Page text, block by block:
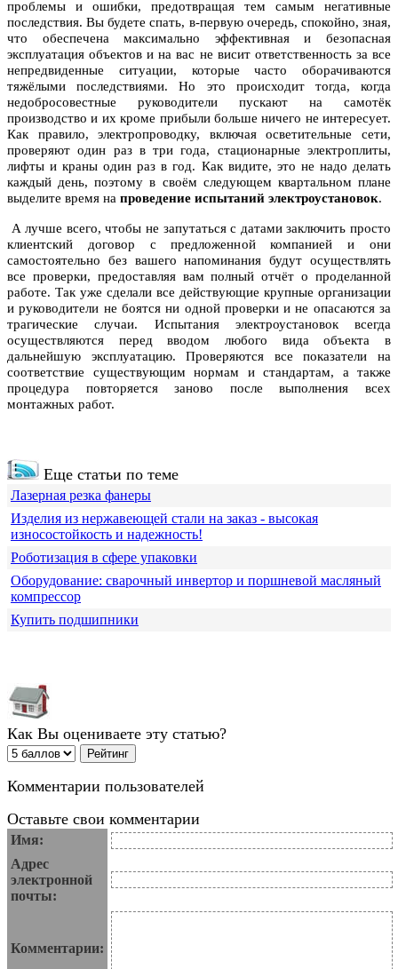
проблемы и ошибки, предотвращая тем самым негативные
последствия. Вы будете спать, в-первую очередь, спокойно, зная,
что обеспечена максимально эффективная и безопасная
эксплуатация объектов и на вас не висит ответственность за все
непредвиденные ситуации, которые часто оборачиваются
тяжёлыми последствиями. Но это происходит тогда, когда
недобросовестные руководители пускают на самотёк
производство и их кроме прибыли больше ничего не интересует.
Как правило, электропроводку, включая осветительные сети,
проверяют один раз в три года, стационарные электроплиты,
лифты и краны один раз в год. Как видите, это не надо делать
каждый день, поэтому в своём следующем квартальном плане
выделите время на проведение испытаний электроустановок.
А лучше всего, чтобы не запутаться с датами заключить просто
клиентский договор с предложенной компанией и они
самостоятельно без вашего напоминания будут осуществлять
все проверки, предоставляя вам полный отчёт о проделанной
работе. Так уже сделали все действующие крупные организации
и руководители не боятся ни одной проверки и не опасаются за
трагические случаи. Испытания электроустановок всегда
осуществляются перед вводом любого вида объекта в
дальнейшую эксплуатацию. Проверяются все показатели на
соответствие существующим нормам и стандартам, а также
процедура повторяется заново после выполнения всех
монтажных работ.
Еще статьи по теме
Лазерная резка фанеры
Изделия из нержавеющей стали на заказ - высокая
износостойкость и надежность!
Роботизация в сфере упаковки
Оборудование: сварочный инвертор и поршневой масляный
компрессор
Купить подшипники
Как Вы оцениваете эту статью?
Комментарии пользователей
Оставьте свои комментарии
Имя:
Адрес
электронной
почты:
Комментарии: